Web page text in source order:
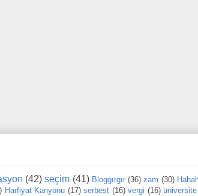
(42) seçim (41) Bloggırgır (36) zam (30)
Harfiyat Kanyonu (17) serbest (16) vergi (16) üniversite